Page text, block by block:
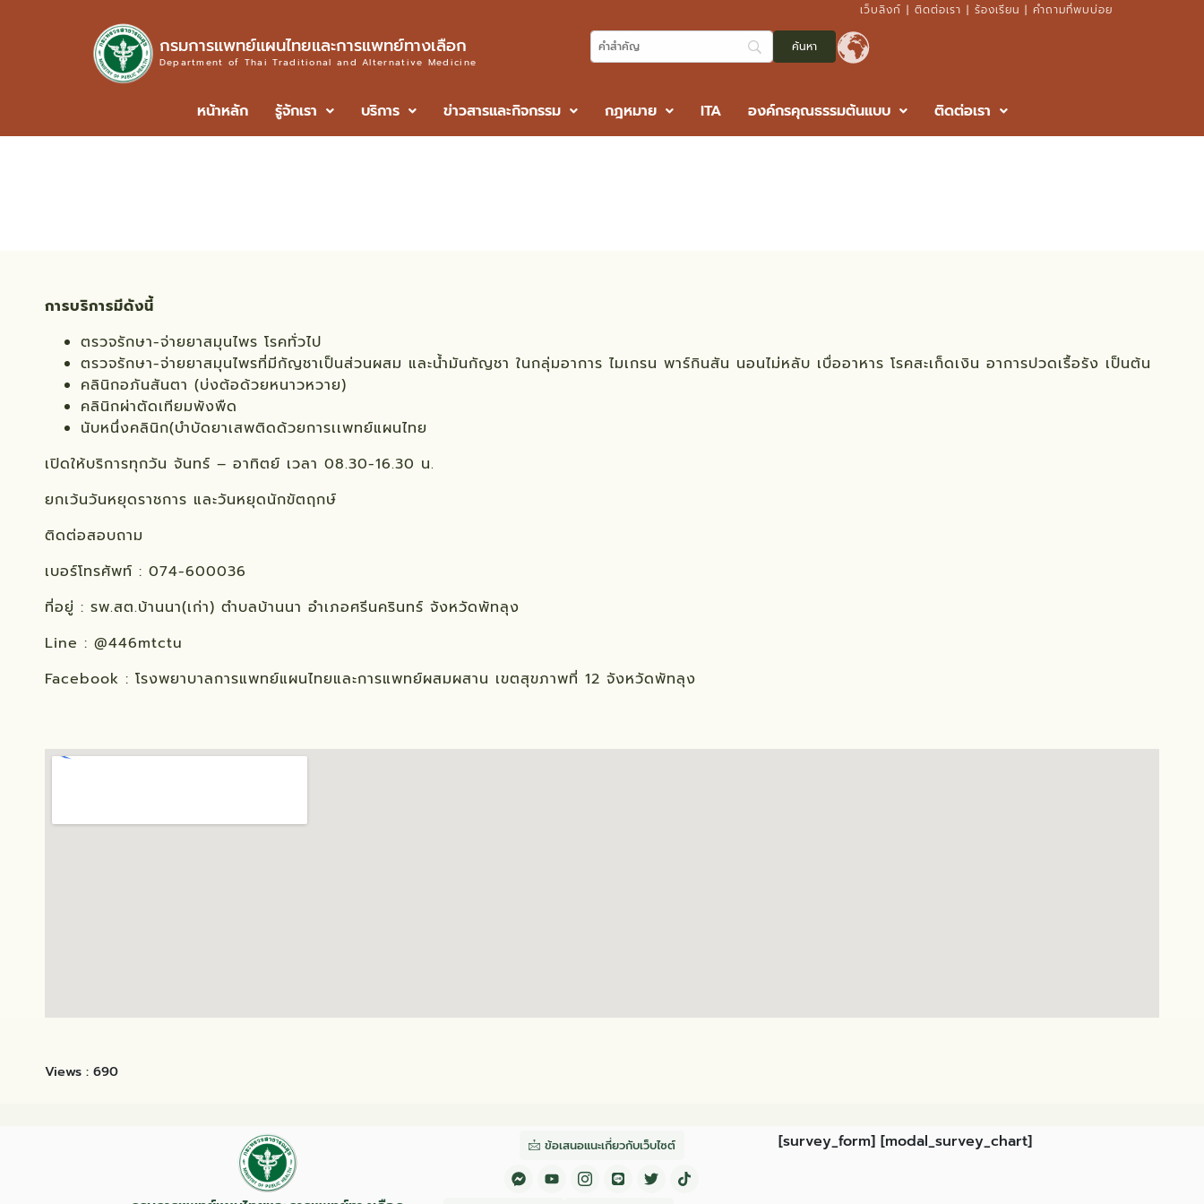
เว็บลิงก์ | ติดต่อเรา | ร้องเรียน | คำถามที่พบบ่อย
กรมการแพทย์แผนไทยและการแพทย์ทางเลือก
Department of Thai Traditional and Alternative Medicine
หน้าหลัก รู้จักเรา บริการ ข่าวสารและกิจกรรม กฎหมาย ITA องค์กรคุณธรรมต้นแบบ ติดต่อเรา
การบริการมีดังนี้
ตรวจรักษา-จ่ายยาสมุนไพร โรคทั่วไป
ตรวจรักษา-จ่ายยาสมุนไพรที่มีกัญชาเป็นส่วนผสม และน้ำมันกัญชา ในกลุ่มอาการ ไมเกรน พาร์กินสัน นอนไม่หลับ เบื่ออาหาร โรคสะเก็ดเงิน อาการปวดเรื้อรัง เป็นต้น
คลินิกอภันสันตา (บ่งต้อด้วยหนาวหวาย)
คลินิกผ่าตัดเทียมพังพืด
นับหนึ่งคลินิก(บำบัดยาเสพติดด้วยการเเพทย์แผนไทย
เปิดให้บริการทุกวัน จันทร์ – อาทิตย์ เวลา 08.30-16.30 น.
ยกเว้นวันหยุดราชการ และวันหยุดนักขัตฤกษ์
ติดต่อสอบถาม
เบอร์โทรศัพท์ : 074-600036
ที่อยู่ : รพ.สต.บ้านนา(เก่า) ตำบลบ้านนา อำเภอศรีนครินทร์ จังหวัดพัทลุง
Line : @446mtctu
Facebook : โรงพยาบาลการแพทย์แผนไทยและการแพทย์ผสมผสาน เขตสุขภาพที่ 12 จังหวัดพัทลุง
Views : 690
ข้อเสนอแนะเกี่ยวกับเว็บไซต์ [survey_form] [modal_survey_chart]